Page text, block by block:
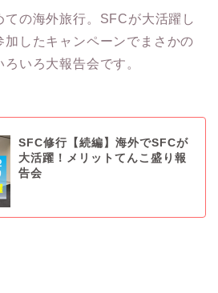
の海外旅行。SFCが大活躍し
加したキャンペーンでまさかの
いろ大報告会です。
SFC修行【続編】海外でSFCが
大活躍！メリットてんこ盛り報
告会